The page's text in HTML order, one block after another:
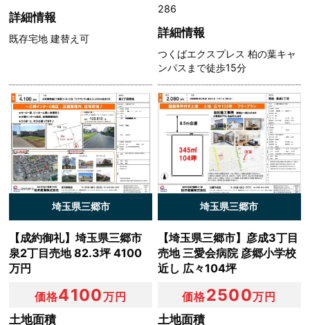
詳細情報
既存宅地 建替え可
286
詳細情報
つくばエクスプレス 柏の葉キャ
ンパスまで徒歩15分
埼玉県三郷市
【成約御礼】埼玉県三郷市
泉2丁目売地 82.3坪 4100
万円
価格4100万円
土地面積
埼玉県三郷市
【埼玉県三郷市】彦成3丁目
売地 三愛会病院 彦郷小学校
近し 広々104坪
価格2500万円
土地面積